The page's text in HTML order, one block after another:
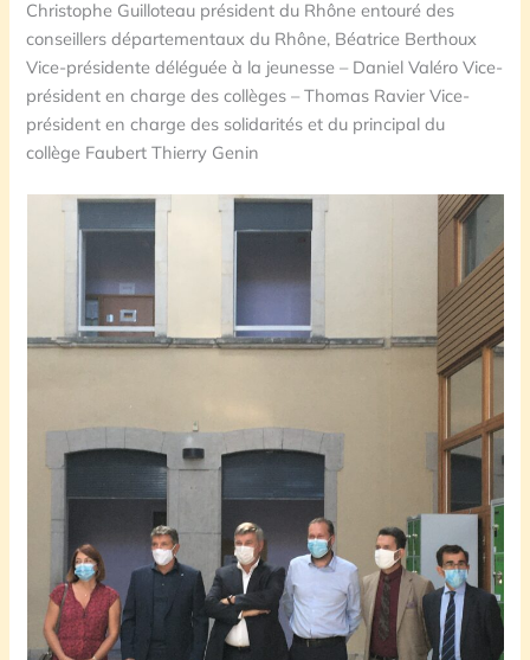
Christophe Guilloteau président du Rhône entouré des
conseillers départementaux du Rhône, Béatrice Berthoux
Vice-présidente déléguée à la jeunesse – Daniel Valéro Vice-
président en charge des collèges – Thomas Ravier Vice-
président en charge des solidarités et du principal du
collège Faubert Thierry Genin